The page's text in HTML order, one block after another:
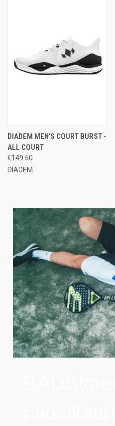
DIADEM MEN'S COURT BURST -
ALL COURT
€149.50
DIADEM